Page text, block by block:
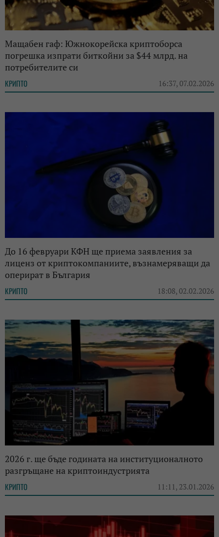
Мащабен гаф: Южнокорейска криптоборса
погрешка изпрати биткойни за $44 млрд. на
потребителите си
КРИПТО 16:37, 07.02.2026
До 16 февруари КФН ще приема заявления за
лиценз от криптокомпаниите, възнамеряващи да
оперират в България
КРИПТО 18:08, 02.02.2026
2026 г. ще бъде годината на институционалното
разгръщане на криптоиндустрията
КРИПТО 11:11, 23.01.2026